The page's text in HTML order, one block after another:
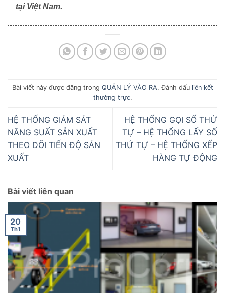
tại Việt Nam.
Bài viết này được đăng trong QUẢN LÝ VÀO RA. Đánh dấu liên kết
thường trực.
HỆ THỐNG GIÁM SÁT
NĂNG SUẤT SẢN XUẤT
THEO DÕI TIẾN ĐỘ SẢN
XUẤT
HỆ THỐNG GỌI SỐ THỨ
TỰ – HỆ THỐNG LẤY SỐ
THỨ TỰ – HỆ THỐNG XẾP
HÀNG TỰ ĐỘNG
Bài viết liên quan
20
Th1